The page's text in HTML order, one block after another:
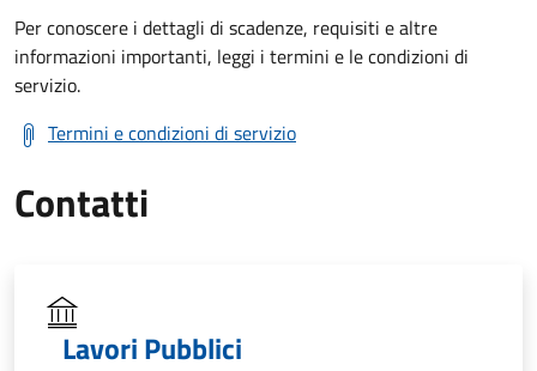
Per conoscere i dettagli di scadenze, requisiti e altre
informazioni importanti, leggi i termini e le condizioni di
servizio.
Termini e condizioni di servizio
Contatti
Lavori Pubblici